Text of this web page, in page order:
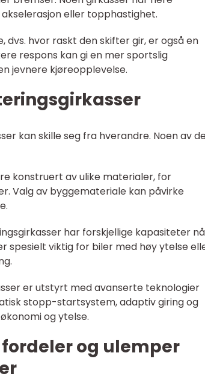
eller topphastighet.
dvs. hvor raskt den skifter gir, er også en
respons kan gi en mer sportslig
jevnere kjøreopplevelse.
kan skille seg fra hverandre. Noen av
konstruert av ulike materialer, for
Valg av byggemateriale kan påvirke
har forskjellige kapasiteter
spesielt viktig for biler med høy ytelse
er utstyrt med avanserte teknologier
stopp-startsystem, adaptiv giring og
og ytelse.
og ulemper